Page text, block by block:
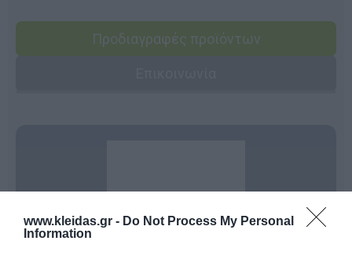
www.kleidas.gr - Do Not Process My Personal
Information
Προδιαγραφές προϊόντων